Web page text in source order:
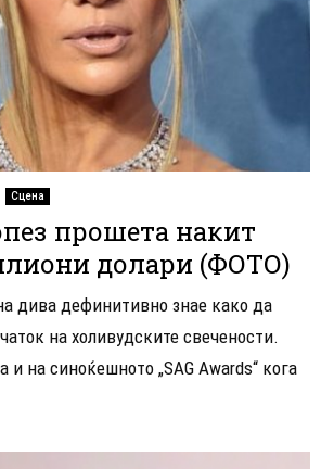
Сцена
прошета накит
долари (ФОТО)
дива дефинитивно знае како да
на холивудските свечености.
и на синоќешното „SAG Awards“ кога